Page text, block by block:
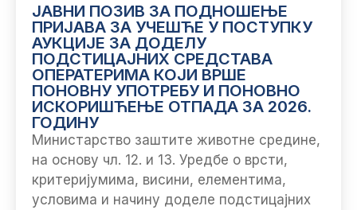
ЈАВНИ ПОЗИВ ЗА ПОДНОШЕЊЕ
ПРИЈАВА ЗА УЧЕШЋЕ У ПОСТУПКУ
АУКЦИЈЕ ЗА ДОДЕЛУ
ПОДСТИЦАЈНИХ СРЕДСТАВА
ОПЕРАТЕРИМА КОЈИ ВРШЕ
ПОНОВНУ УПОТРЕБУ И ПОНОВНО
ИСКОРИШЋЕЊЕ ОТПАДА ЗА 2026.
ГОДИНУ
Министарство заштите животне средине,
на основу чл. 12. и 13. Уредбе о врсти,
критеријумима, висини, елементима,
условима и начину доделе подстицајних